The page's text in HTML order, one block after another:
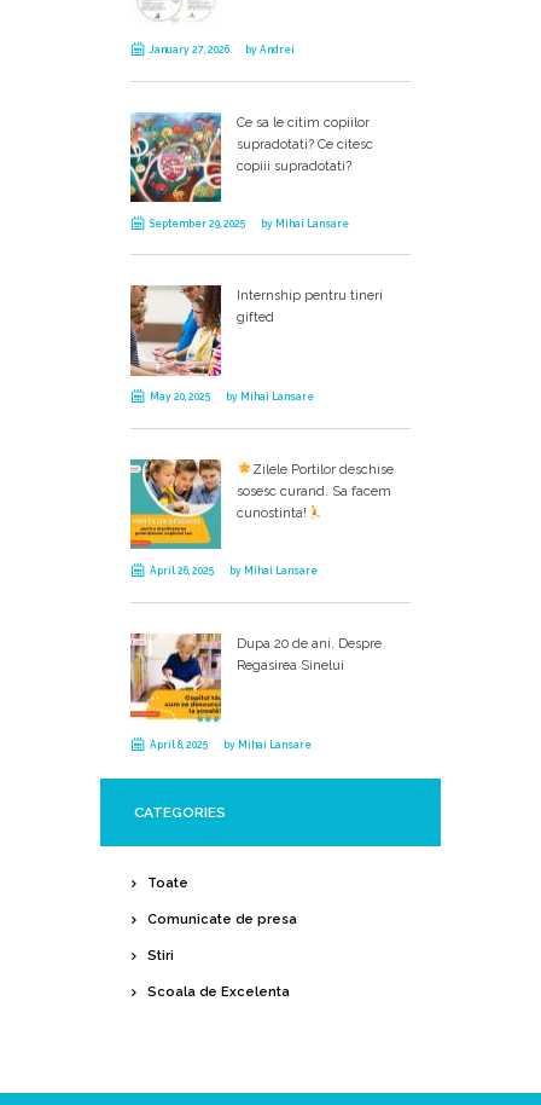
January 27, 2026 byAndrei
Ce sa le citim copiilor
supradotati? Ce citesc
copiii supradotati?
September 29, 2025 by Mihai Lansare
Internship pentru tineri
gifted
May 20, 2025 by Mihai Lansare
Zilele Portilor deschise
sosesc curand. Sa facem
cunostinta!
April 26, 2025 by Mihai Lansare
Dupa 20 de ani. Despre
Regasirea Sinelui
April 8, 2025 by Mihai Lansare
CATEGORIES
Toate
Comunicate de presa
Stiri
Scoala de Excelenta